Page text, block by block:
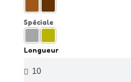
Spéciale
Longueur